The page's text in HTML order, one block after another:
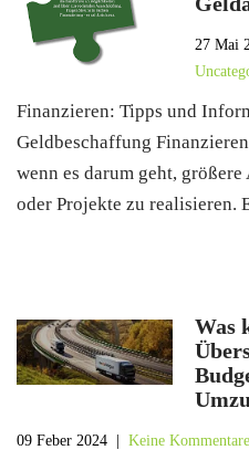
27 Mai
Finanzieren: Tipps und
Geldbeschaffung
wenn es darum geht,
oder Projekte zu
Was
09 Feber 2024 Keine Kommentare